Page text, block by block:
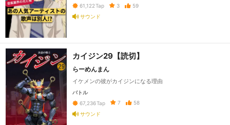
61,122 Tap 3
59
サウンド
カイジン29【読切】
らーめんまん
イケメンの彼がカイジンになる理由
バトル
67,236Tap 7
58
サウンド